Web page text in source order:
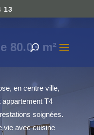
13
80.03 m²
en centre ville,
appartement T4
soignées.
vie avec cuisine